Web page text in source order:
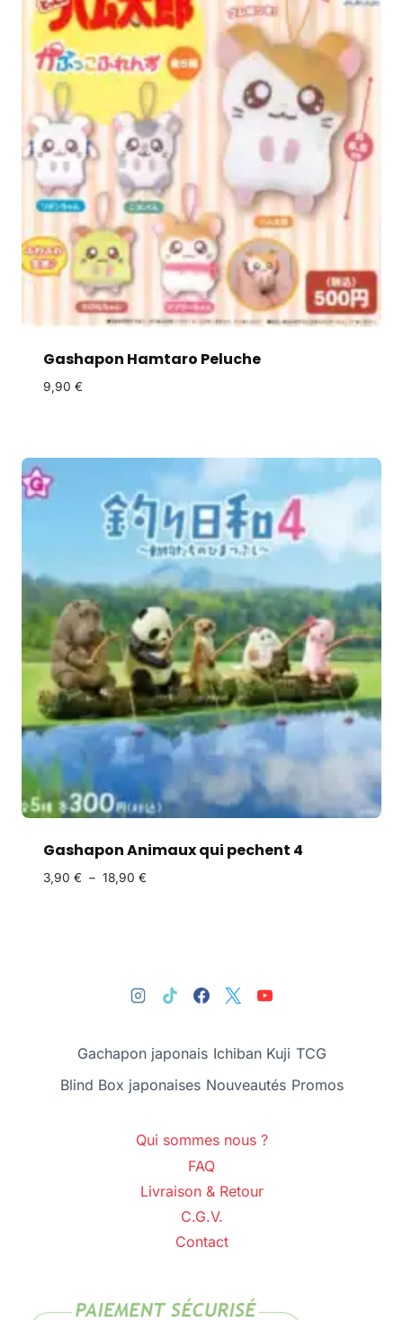
Gashapon Hamtaro Peluche
9,90 €
Gashapon Animaux qui pechent 4
3,90 € – 18,90 €
Gachapon japonais Ichiban Kuji TCG
Blind Box japonaises Nouveautés Promos
Qui sommes nous ?
FAQ
Livraison & Retour
C.G.V.
Contact